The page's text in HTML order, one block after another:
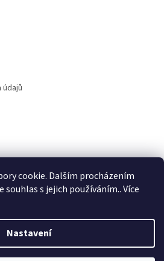
cookie. Dalším procházením
s jejich používáním.. Více
Nastavení